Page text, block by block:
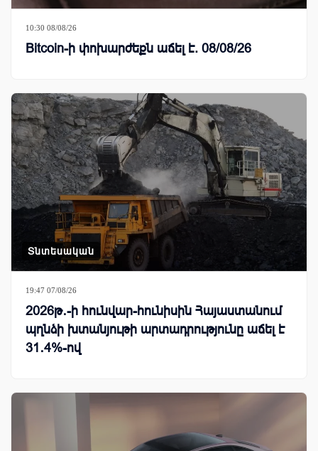
10:30 08/08/26
Bitcoin-ի փոխարժեքն աճել է. 08/08/26
Տնտեսական
19:47 07/08/26
2026թ․-ի հունվար-հունիսին Հայաստանում
պղնձի խտանյութի արտադրությունը աճել է
31․4%-ով